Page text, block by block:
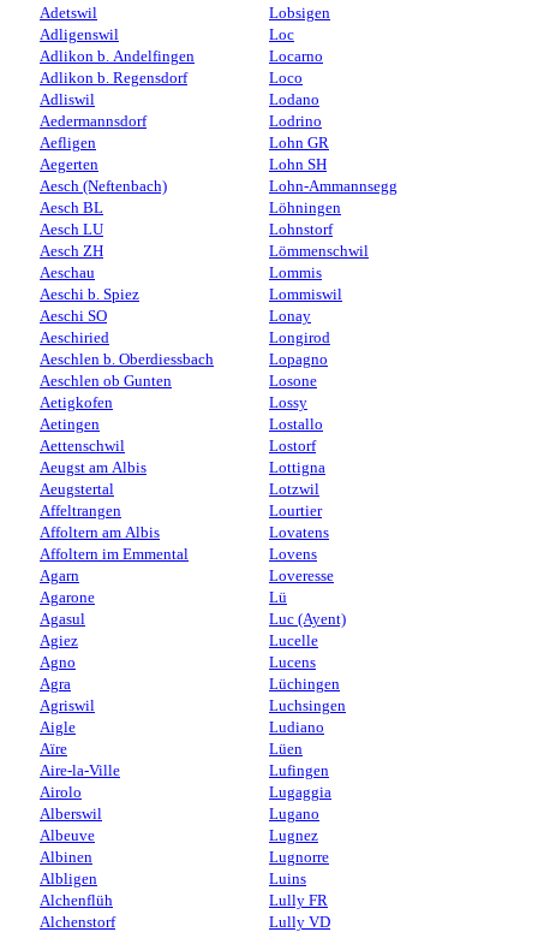
Adetswil
Adligenswil
Adlikon b. Andelfingen
Adlikon b. Regensdorf
Adliswil
Aedermannsdorf
Aefligen
Aegerten
Aesch (Neftenbach)
Aesch BL
Aesch LU
Aesch ZH
Aeschau
Aeschi b. Spiez
Aeschi SO
Aeschiried
Aeschlen b. Oberdiessbach
Aeschlen ob Gunten
Aetigkofen
Aetingen
Aettenschwil
Aeugst am Albis
Aeugstertal
Affeltrangen
Affoltern am Albis
Affoltern im Emmental
Agarn
Agarone
Agasul
Agiez
Agno
Agra
Agriswil
Aigle
Aïre
Aire-la-Ville
Airolo
Alberswil
Albeuve
Albinen
Albligen
Alchenflüh
Alchenstorf
Lobsigen
Loc
Locarno
Loco
Lodano
Lodrino
Lohn GR
Lohn SH
Lohn-Ammannsegg
Löhningen
Lohnstorf
Lömmenschwil
Lommis
Lommiswil
Lonay
Longirod
Lopagno
Losone
Lossy
Lostallo
Lostorf
Lottigna
Lotzwil
Lourtier
Lovatens
Lovens
Loveresse
Lü
Luc (Ayent)
Lucelle
Lucens
Lüchingen
Luchsingen
Ludiano
Lüen
Lufingen
Lugaggia
Lugano
Lugnez
Lugnorre
Luins
Lully FR
Lully VD